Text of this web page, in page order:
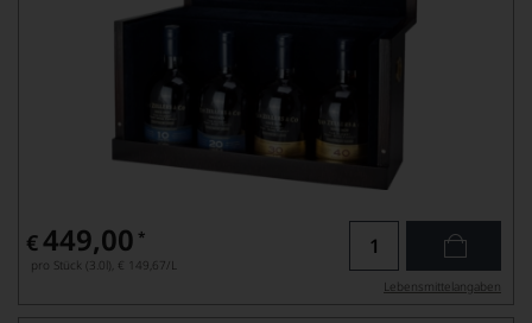
€449,00 *
pro Stück (3.0l), € 149,67/L
Lebensmittel­angaben